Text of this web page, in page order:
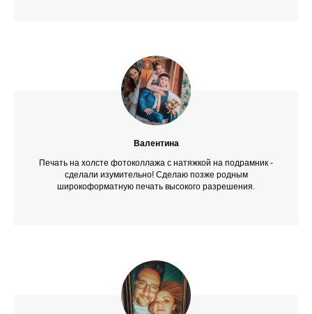
Валентина
Печать на холсте фотоколлажа с натяжкой на подрамник -
сделали изумительно! Сделаю позже родным
широкоформатную печать высокого разрешения.